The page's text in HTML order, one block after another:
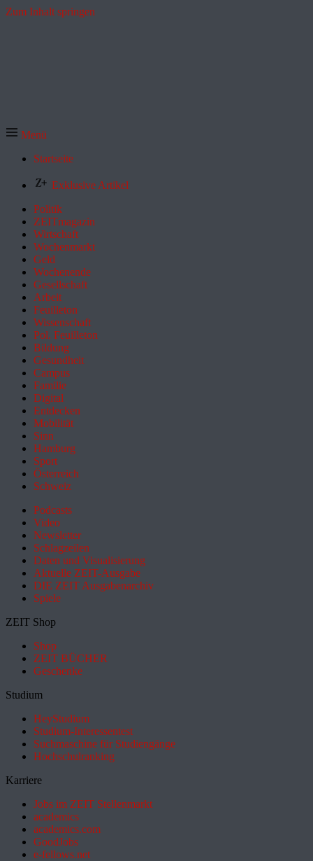
Zum Inhalt springen
Menü
Startseite
Exklusive Artikel
Politik
ZEITmagazin
Wirtschaft
Wochenmarkt
Geld
Wochenende
Gesellschaft
Arbeit
Feuilleton
Wissenschaft
Pol. Feuilleton
Bildung
Gesundheit
Campus
Familie
Digital
Entdecken
Mobilität
Sinn
Hamburg
Sport
Österreich
Schweiz
Podcasts
Video
Newsletter
Schlagzeilen
Daten und Visualisierung
Aktuelle ZEIT-Ausgabe
DIE ZEIT Ausgabenarchiv
Spiele
ZEIT Shop
Shop
ZEIT BÜCHER
Geschenke
Studium
HeyStudium
Studium-Interessentest
Suchmaschine für Studiengänge
Hochschulranking
Karriere
Jobs im ZEIT Stellenmarkt
academics
academics.com
GoodJobs
e-fellows.net